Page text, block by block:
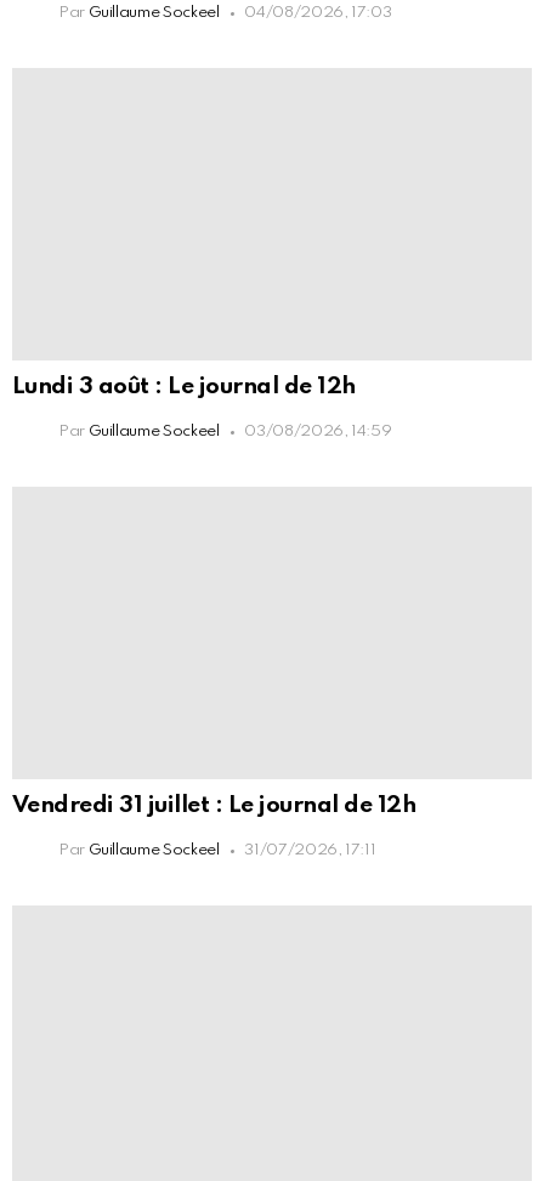
Par Guillaume Sockeel 04/08/2026, 17:03
Lundi 3 août : Le journal de 12h
Par Guillaume Sockeel 03/08/2026, 14:59
Vendredi 31 juillet : Le journal de 12h
Par Guillaume Sockeel 31/07/2026, 17:11